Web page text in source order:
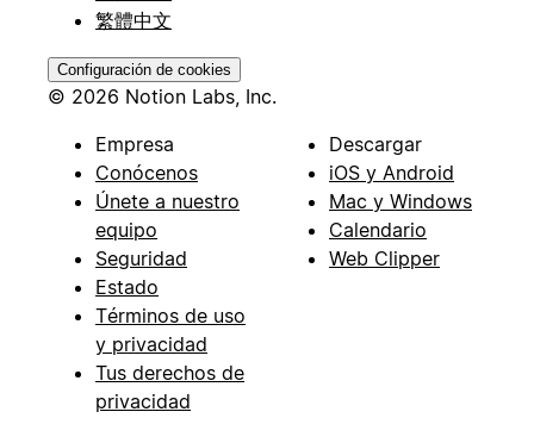
繁體中文
Configuración de cookies
© 2026 Notion Labs, Inc.
Empresa
Conócenos
Únete a nuestro
equipo
Seguridad
Estado
Términos de uso
y privacidad
Tus derechos de
privacidad
Descargar
iOS y Android
Mac y Windows
Calendario
Web Clipper